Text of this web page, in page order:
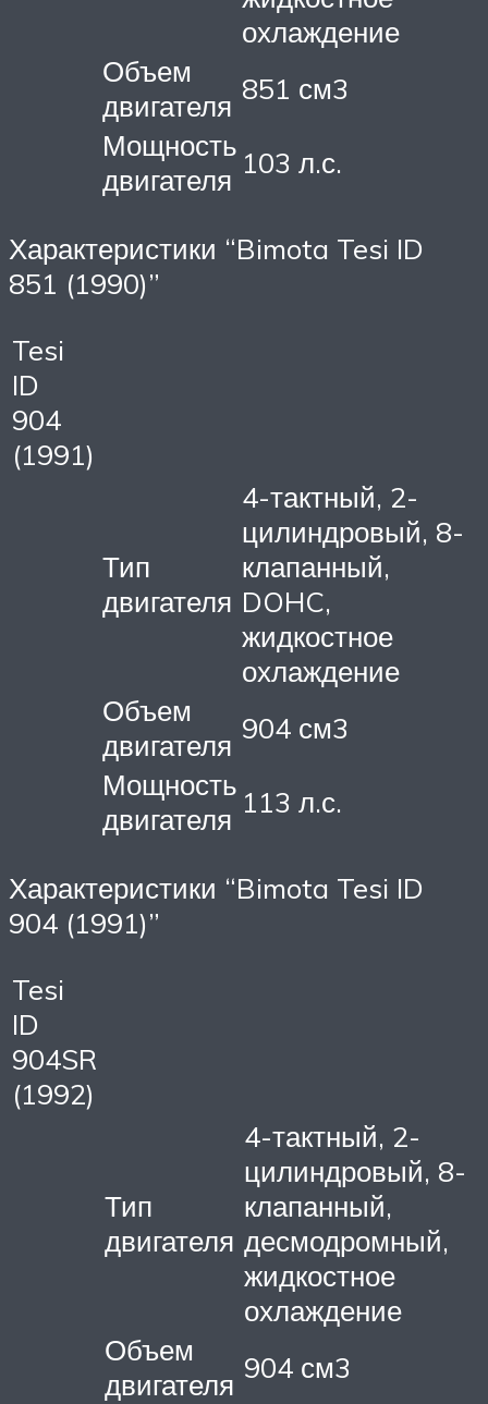
охлаждение
Объем
двигателя 851 см3
Мощность
двигателя 103 л.с.
Характеристики “Bimota Tesi ID
851 (1990)”
Tesi
ID
904
(1991)
Тип
двигателя
4-тактный, 2-
цилиндровый, 8-
клапанный,
DOHC,
жидкостное
охлаждение
Объем
двигателя 904 см3
Мощность
двигателя 113 л.с.
Характеристики “Bimota Tesi ID
904 (1991)”
Tesi
ID
904SR
(1992)
Тип
двигателя
4-тактный, 2-
цилиндровый, 8-
клапанный,
десмодромный,
жидкостное
охлаждение
Объем
двигателя 904 см3